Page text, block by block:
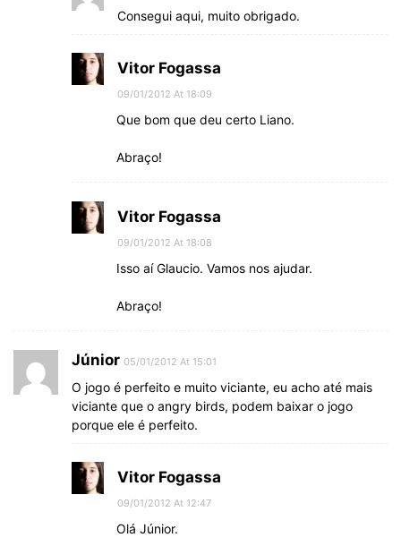
Consegui aqui, muito obrigado.
Vitor Fogassa
09/01/2012 At 18:09
Que bom que deu certo Liano.
Abraço!
Vitor Fogassa
09/01/2012 At 18:08
Isso aí Glaucio. Vamos nos ajudar.
Abraço!
Júnior 05/01/2012 At 15:01
O jogo é perfeito e muito viciante, eu acho até mais
viciante que o angry birds, podem baixar o jogo
porque ele é perfeito.
Vitor Fogassa
09/01/2012 At 12:47
Olá Júnior.